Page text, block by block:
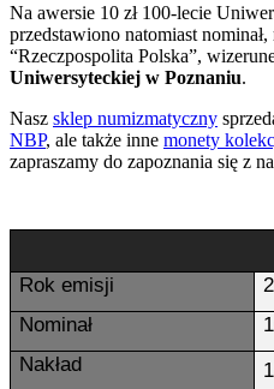
Na awersie 10 zł 100-lecie
przedstawiono natomiast
“Rzeczpospolita Polska”,
Uniwersyteckiej w Poznaniu.
Nasz sklep numizmatyczny
NBP, ale także inne monety
zapraszamy do zapoznania się z
Rok emisji
Nominał
Nakład